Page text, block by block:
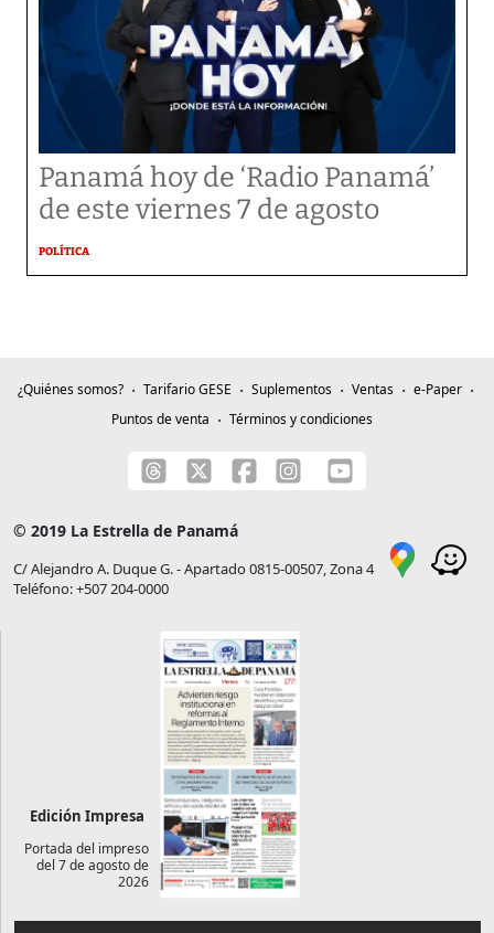
Panamá hoy de ‘Radio Panamá’
de este viernes 7 de agosto
POLÍTICA
¿Quiénes somos? Tarifario GESE Suplementos Ventas
e-Paper
Puntos de venta
Términos y condiciones
© 2019 La Estrella de Panamá
C/ Alejandro A. Duque G. - Apartado 0815-00507, Zona 4
Teléfono: +507 204-0000
Edición Impresa
Portada del impreso
del 7 de agosto de
2026